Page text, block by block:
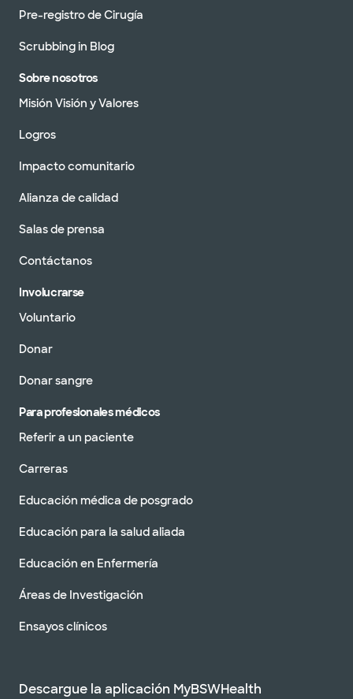
Pre-registro de Cirugía
Scrubbing in Blog
Sobre nosotros
Misión Visión y Valores
Logros
Impacto comunitario
Alianza de calidad
Salas de prensa
Contáctanos
Involucrarse
Voluntario
Donar
Donar sangre
Para profesionales médicos
Referir a un paciente
Carreras
Educación médica de posgrado
Educación para la salud aliada
Educación en Enfermería
Áreas de Investigación
Ensayos clínicos
Descargue la aplicación MyBSWHealth